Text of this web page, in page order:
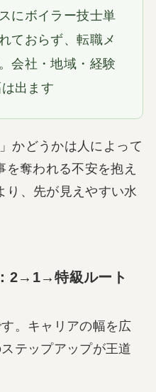
にボイラー技士単
ておらず、転職メ
会社・地域・経験
出ます
かどうかは人によって
奪われる不安を抱え
り、先が見えやすい水
2→1→特級ルート
。キャリアの幅を広
テップアップが王道